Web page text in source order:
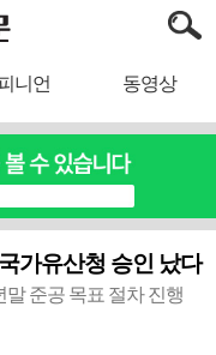
니언 동영상
가유산청 승인 났다
준공 목표 절차 진행